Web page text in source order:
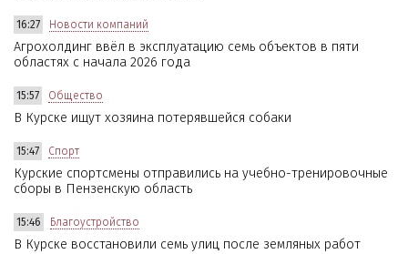
16:27 Новости компаний
Агрохолдинг ввёл в эксплуатацию семь объектов в пяти
областях с начала 2026 года
15:57 Общество
В Курске ищут хозяина потерявшейся собаки
15:47 Спорт
Курские спортсмены отправились на учебно-тренировочные
сборы в Пензенскую область
15:46 Благоустройство
В Курске восстановили семь улиц после земляных работ